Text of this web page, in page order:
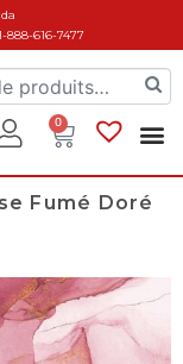
888-616-7477
0
Fumé Doré